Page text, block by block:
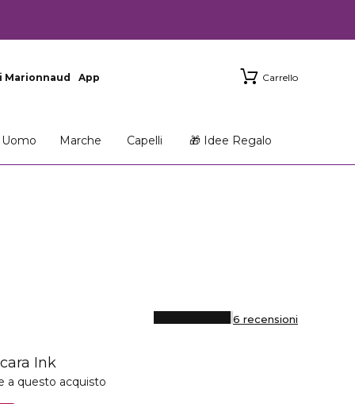
Marionnaud App Carrello
Uomo Marche Capelli 🎁 Idee Regalo
Ink
6 recensioni
a questo acquisto